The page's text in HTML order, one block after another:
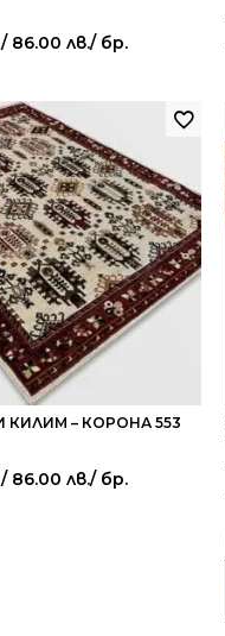
/ 86.00 лв./ бр.
КИЛИМ – КОРОНА 553
/ 86.00 лв./ бр.